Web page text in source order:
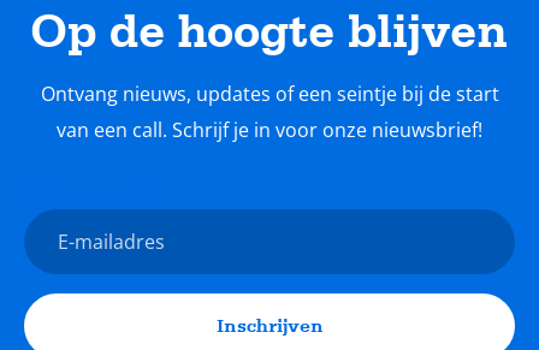
Op de hoogte blijven
Ontvang nieuws, updates of een seintje bij de start
van een call. Schrijf je in voor onze nieuwsbrief!
E-
mailadres
Inschrijven